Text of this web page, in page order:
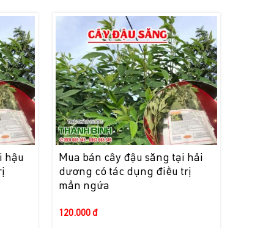
hậu
Mua bán cây đậu săng tại hải
dương có tác dụng điều trị
mẩn ngứa
120.000 đ